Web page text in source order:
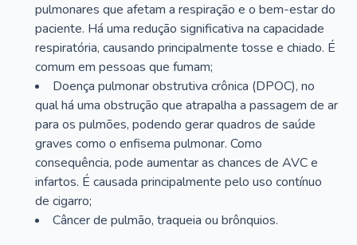
pulmonares que afetam a respiração e o bem-estar do
paciente. Há uma redução significativa na capacidade
respiratória, causando principalmente tosse e chiado. É
comum em pessoas que fumam;
Doença pulmonar obstrutiva crônica (DPOC), no
qual há uma obstrução que atrapalha a passagem de ar
para os pulmões, podendo gerar quadros de saúde
graves como o enfisema pulmonar. Como
consequência, pode aumentar as chances de AVC e
infartos. É causada principalmente pelo uso contínuo
de cigarro;
Câncer de pulmão, traqueia ou brônquios.